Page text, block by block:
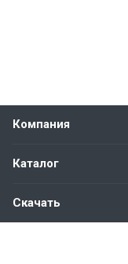
Компания
Каталог
Скачать